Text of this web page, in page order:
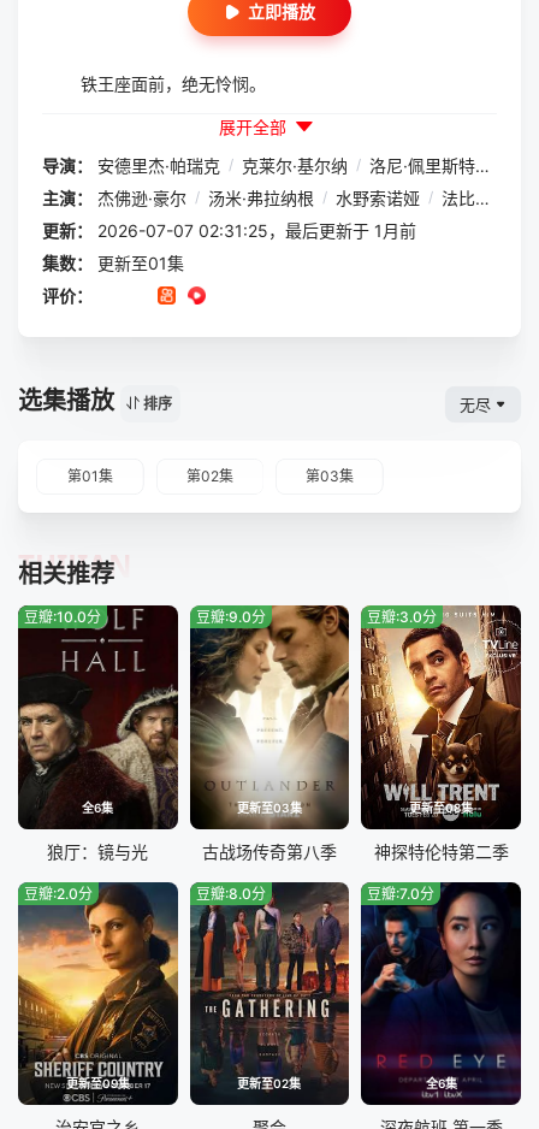
立即播放
铁王座面前，绝无怜悯。
展开全部
导演：
安德里杰·帕瑞克 / 克莱尔·基尔纳 / 洛尼·佩里斯特里
主演：
杰佛逊·豪尔 / 汤米·弗拉纳根 / 水野索诺娅 / 法比安·弗兰克尔
更新：
2026-07-07 02:31:25，最后更新于 1月前
集数：
更新至01集
评价：
选集播放 排序 无尽
第01集 第02集 第03集
相关推荐
TUIJIAN
全6集
豆瓣:10.0分
狼厅：镜与光
更新至03集
豆瓣:9.0分
古战场传奇第八季
更新至08集
豆瓣:3.0分
神探特伦特第二季
更新至09集
豆瓣:2.0分
更新至02集
豆瓣:8.0分
全6集
豆瓣:7.0分